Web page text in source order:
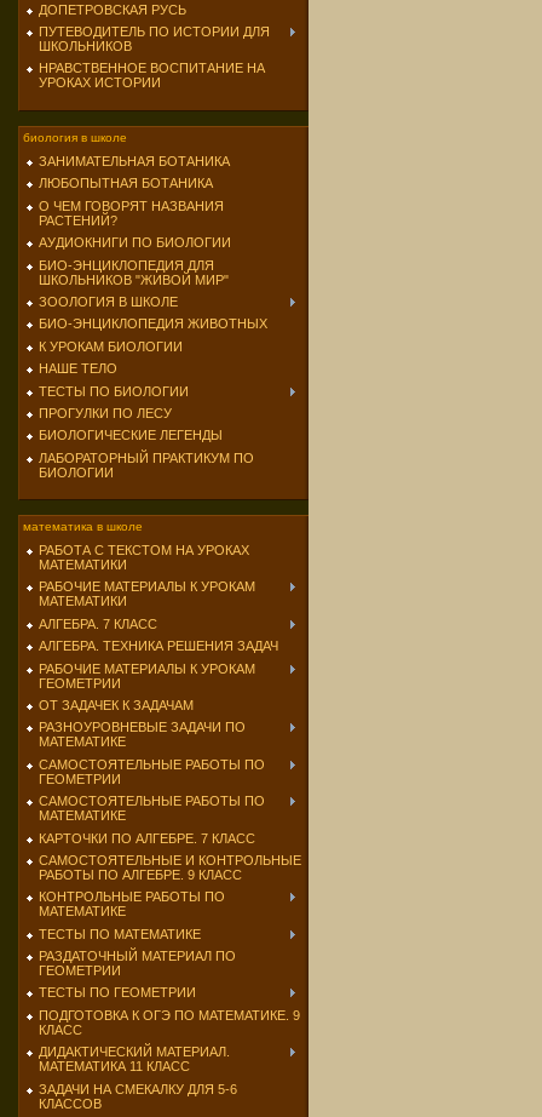
ДОПЕТРОВСКАЯ РУСЬ
ПУТЕВОДИТЕЛЬ ПО ИСТОРИИ ДЛЯ
ШКОЛЬНИКОВ
НРАВСТВЕННОЕ ВОСПИТАНИЕ НА
УРОКАХ ИСТОРИИ
биология в школе
ЗАНИМАТЕЛЬНАЯ БОТАНИКА
ЛЮБОПЫТНАЯ БОТАНИКА
О ЧЕМ ГОВОРЯТ НАЗВАНИЯ
РАСТЕНИЙ?
АУДИОКНИГИ ПО БИОЛОГИИ
БИО-ЭНЦИКЛОПЕДИЯ ДЛЯ
ШКОЛЬНИКОВ "ЖИВОЙ МИР"
ЗООЛОГИЯ В ШКОЛЕ
БИО-ЭНЦИКЛОПЕДИЯ ЖИВОТНЫХ
К УРОКАМ БИОЛОГИИ
НАШЕ ТЕЛО
ТЕСТЫ ПО БИОЛОГИИ
ПРОГУЛКИ ПО ЛЕСУ
БИОЛОГИЧЕСКИЕ ЛЕГЕНДЫ
ЛАБОРАТОРНЫЙ ПРАКТИКУМ ПО
БИОЛОГИИ
математика в школе
РАБОТА С ТЕКСТОМ НА УРОКАХ
МАТЕМАТИКИ
РАБОЧИЕ МАТЕРИАЛЫ К УРОКАМ
МАТЕМАТИКИ
АЛГЕБРА. 7 КЛАСС
АЛГЕБРА. ТЕХНИКА РЕШЕНИЯ ЗАДАЧ
РАБОЧИЕ МАТЕРИАЛЫ К УРОКАМ
ГЕОМЕТРИИ
ОТ ЗАДАЧЕК К ЗАДАЧАМ
РАЗНОУРОВНЕВЫЕ ЗАДАЧИ ПО
МАТЕМАТИКЕ
САМОСТОЯТЕЛЬНЫЕ РАБОТЫ ПО
ГЕОМЕТРИИ
САМОСТОЯТЕЛЬНЫЕ РАБОТЫ ПО
МАТЕМАТИКЕ
КАРТОЧКИ ПО АЛГЕБРЕ. 7 КЛАСС
САМОСТОЯТЕЛЬНЫЕ И КОНТРОЛЬНЫЕ
РАБОТЫ ПО АЛГЕБРЕ. 9 КЛАСС
КОНТРОЛЬНЫЕ РАБОТЫ ПО
МАТЕМАТИКЕ
ТЕСТЫ ПО МАТЕМАТИКЕ
РАЗДАТОЧНЫЙ МАТЕРИАЛ ПО
ГЕОМЕТРИИ
ТЕСТЫ ПО ГЕОМЕТРИИ
ПОДГОТОВКА К ОГЭ ПО МАТЕМАТИКЕ. 9
КЛАСС
ДИДАКТИЧЕСКИЙ МАТЕРИАЛ.
МАТЕМАТИКА 11 КЛАСС
ЗАДАЧИ НА СМЕКАЛКУ ДЛЯ 5-6
КЛАССОВ